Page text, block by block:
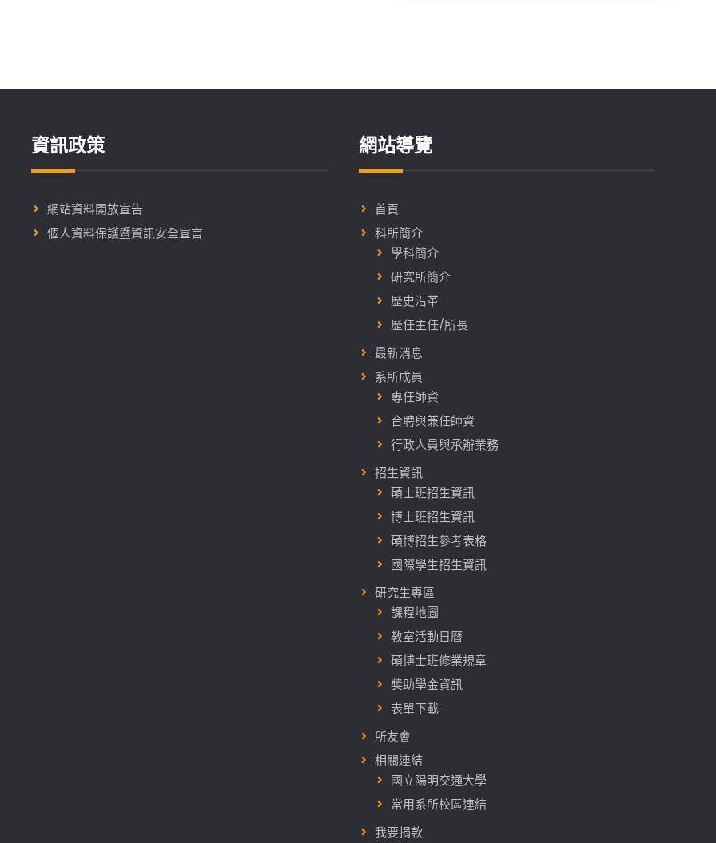
資訊政策
網站資料開放宣告
個人資料保護暨資訊安全宣言
網站導覽
首頁
科所簡介
學科簡介
研究所簡介
歷史沿革
歷任主任/所長
最新消息
系所成員
專任師資
合聘與兼任師資
行政人員與承辦業務
招生資訊
碩士班招生資訊
博士班招生資訊
碩博招生參考表格
國際學生招生資訊
研究生專區
課程地圖
教室活動日曆
碩博士班修業規章
獎助學金資訊
表單下載
所友會
相關連結
國立陽明交通大學
常用系所校區連結
我要捐款